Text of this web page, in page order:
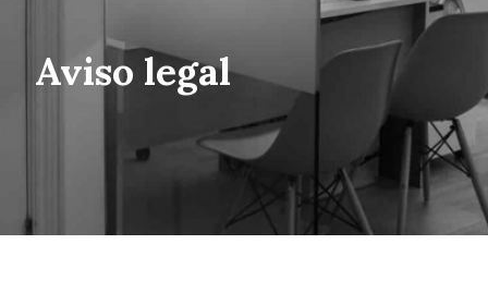
Aviso legal